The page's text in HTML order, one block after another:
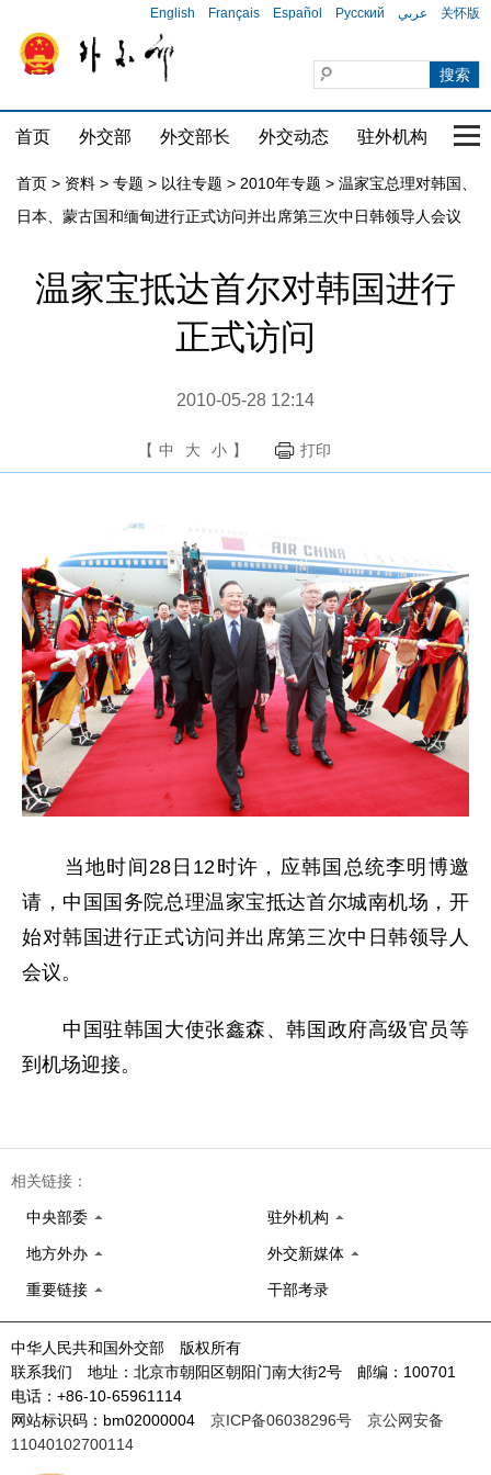
English Français Español Русский عربي 关怀版
首页 外交部 外交部长 外交动态 驻外机构 国
首页 > 资料 > 专题 > 以往专题 > 2010年专题 > 温家宝总理对韩国、
日本、蒙古国和缅甸进行正式访问并出席第三次中日韩领导人会议
温家宝抵达首尔对韩国进行
正式访问
2010-05-28 12:14
【 中 大 小 】 打印
当地时间28日12时许，应韩国总统李明博邀
请，中国国务院总理温家宝抵达首尔城南机场，开
始对韩国进行正式访问并出席第三次中日韩领导人
会议。
中国驻韩国大使张鑫森、韩国政府高级官员等
到机场迎接。
相关链接：
中央部委 驻外机构
地方外办 外交新媒体
重要链接 干部考录
中华人民共和国外交部 版权所有
联系我们 地址：北京市朝阳区朝阳门南大街2号 邮编：100701
电话：+86-10-65961114
网站标识码：bm02000004 京ICP备06038296号
京公网安备
11040102700114